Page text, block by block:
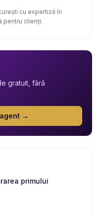
cu expertiză în
pentru clienți.
gratuit, fără
→
primului